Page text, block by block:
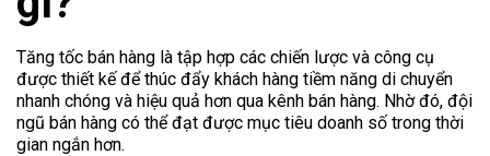
Tăng tốc bán hàng là tập hợp các chiến lược và công cụ
được thiết kế để thúc đẩy khách hàng tiềm năng di chuyển
nhanh chóng và hiệu quả hơn qua kênh bán hàng. Nhờ đó, đội
ngũ bán hàng có thể đạt được mục tiêu doanh số trong thời
gian ngắn hơn.